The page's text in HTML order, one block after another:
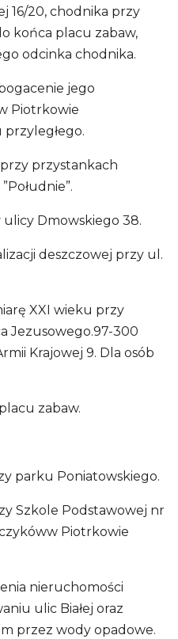
16/20, chodnika przy
końca placu zabaw,
odcinka chodnika.
jego
Piotrkowie
przystankach
Dmowskiego 38.
deszczowej przy ul.
XXI wieku przy
Jezusowego.97-300
Krajowej 9. Dla osób
zabaw.
parku Poniatowskiego.
Szkole Podstawowej nr
Piotrkowie
nieruchomości
ulic Białej oraz
przez wody opadowe.